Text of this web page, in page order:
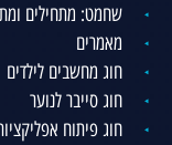
שחמט: מתחילים
מאמרים
חוג מחשבים לילדים
חוג סייבר לנוער
חוג פיתוח